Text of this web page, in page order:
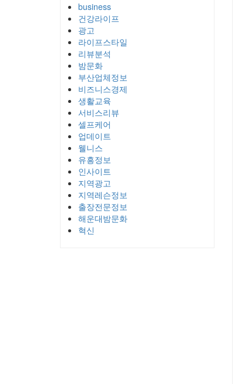
business
건강라이프
광고
라이프스타일
리뷰분석
밤문화
부산업체정보
비즈니스경제
생활교육
서비스리뷰
셀프케어
업데이트
웰니스
유흥정보
인사이트
지역광고
지역레슨정보
출장전문정보
해운대밤문화
혁신